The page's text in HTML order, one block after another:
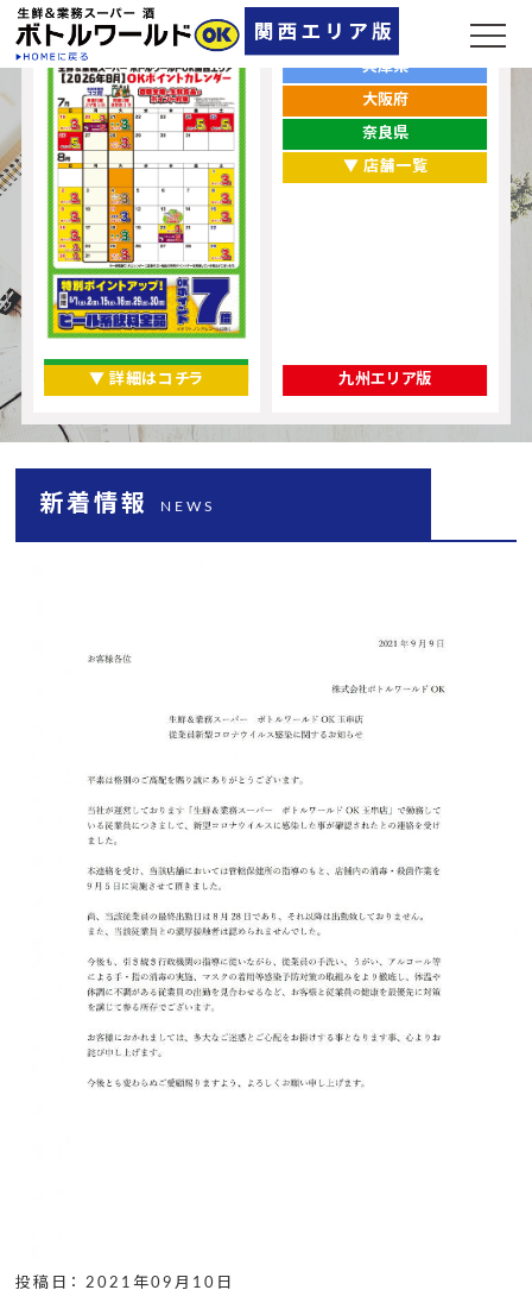
ポイントカレンダー
▼ 詳細はコチラ
お店をエリアから探す
兵庫県
大阪府
奈良県
▼ 店舗一覧
九州エリア版
新着情報 NEWS
投稿日： 2021年09月10日